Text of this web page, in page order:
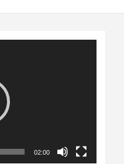
02:00